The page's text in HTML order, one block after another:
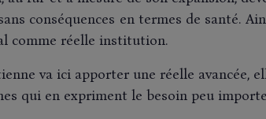
conséquences en termes de santé.
comme réelle institution.
va ici apporter une réelle avancée,
qui en expriment le besoin peu